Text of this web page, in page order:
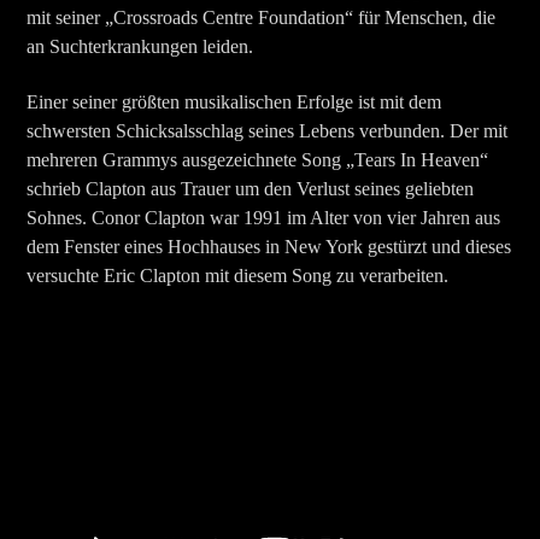
mit seiner „Crossroads Centre Foundation“ für Menschen, die
an Suchterkrankungen leiden.
Einer seiner größten musikalischen Erfolge ist mit dem
schwersten Schicksalsschlag seines Lebens verbunden. Der mit
mehreren Grammys ausgezeichnete Song „Tears In Heaven“
schrieb Clapton aus Trauer um den Verlust seines geliebten
Sohnes. Conor Clapton war 1991 im Alter von vier Jahren aus
dem Fenster eines Hochhauses in New York gestürzt und dieses
versuchte Eric Clapton mit diesem Song zu verarbeiten.